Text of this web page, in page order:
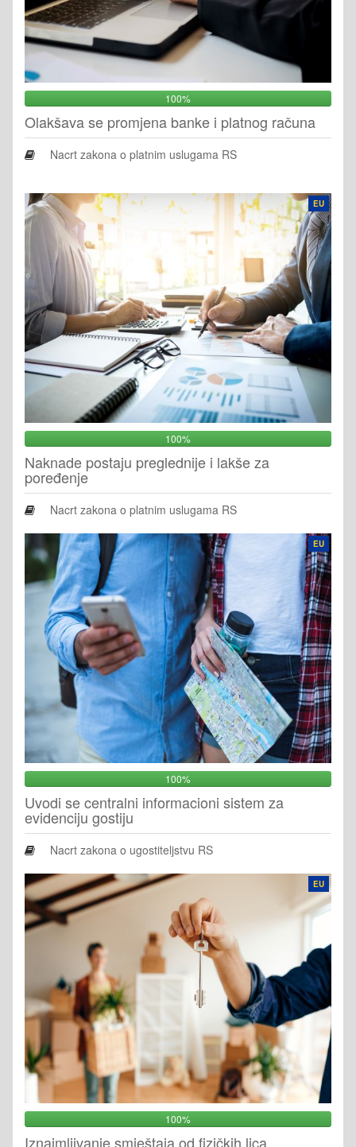
100%
Olakšava se promjena banke i platnog računa
Nacrt zakona o platnim uslugama RS
EU
100%
Naknade postaju preglednije i lakše za
poređenje
Nacrt zakona o platnim uslugama RS
EU
100%
Uvodi se centralni informacioni sistem za
evidenciju gostiju
Nacrt zakona o ugostiteljstvu RS
EU
100%
Iznajmljivanje smještaja od fizičkih lica